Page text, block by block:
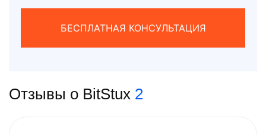
БЕСПЛАТНАЯ КОНСУЛЬТАЦИЯ
Отзывы о BitStux 2